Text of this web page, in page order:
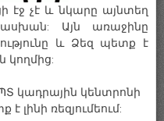
էջ չէ և նկարը այնտեղ
Այն առաջինը
և Ձեզ պետք է
կողմից:
կադրային կենտրոնի
լինի ռեզյումեում: